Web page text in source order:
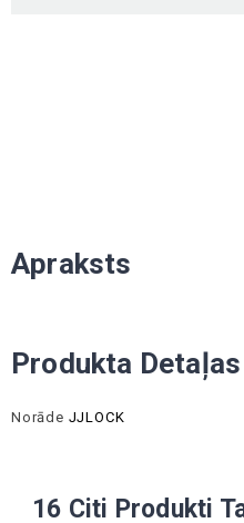
Apraksts
Produkta Detaļas
Norāde JJLOCK
16 Citi Produkti